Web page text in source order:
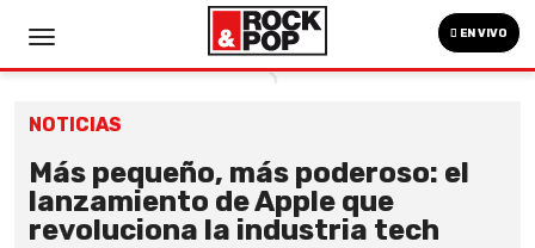
EN VIVO
NOTICIAS
Más pequeño, más poderoso: el
lanzamiento de Apple que
revoluciona la industria tech